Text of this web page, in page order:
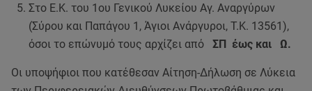
Στο Ε.Κ. του 1ου Γενικού Λυκείου Αγ. Αναργύρων
(Σύρου και Παπάγου 1, Άγιοι Ανάργυροι, Τ.Κ. 13561),
όσοι το επώνυμό τους αρχίζει από
ΣΠ έως και Ω.
Οι υποψήφιοι που κατέθεσαν Αίτηση-Δήλωση σε Λύκεια